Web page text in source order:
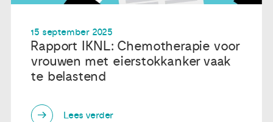
15 september 2025
Rapport IKNL: Chemotherapie voor
vrouwen met eierstokkanker vaak
te belastend
Lees verder